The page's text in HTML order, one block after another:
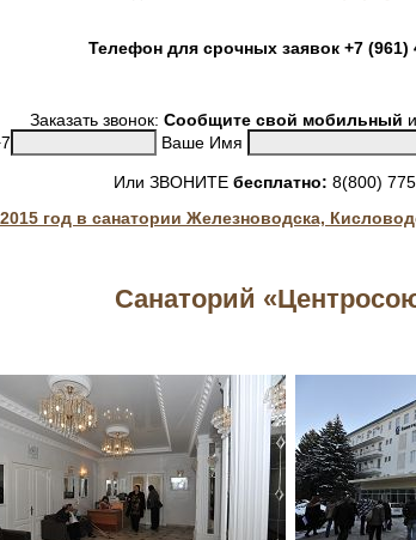
Телефон для срочных заявок +7 (961)
Заказать звонок: Сообщите свой мобильный
Ваше Имя
Или ЗВОНИТЕ бесплатно: 8(800)
год в санатории Железноводска,
Санаторий